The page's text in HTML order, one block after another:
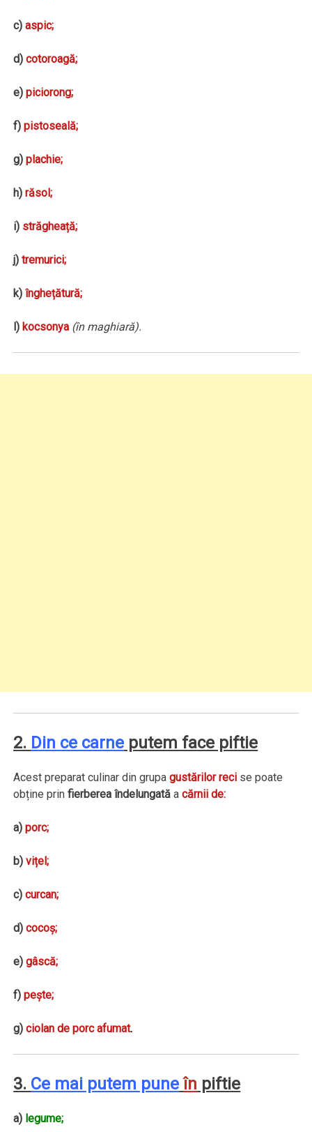
c)aspic;
d) cotoroagă;
e) piciorong;
f) pistoseală;
g) plachie;
h) răsol;
i) străgheață;
j) tremurici;
k) înghețătură;
l) kocsonya (în maghiară).
2. Din ce carne putem face piftie
Acest preparat culinar din grupagustărilor reci se poate
obține prinfierberea îndelungată acărnii de:
a) porc;
b) vițel;
c) curcan;
d) cocoș;
e) gâscă;
f) pește;
g)ciolan de porc afumat.
3. Ce mai putem pune în piftie
a) legume;